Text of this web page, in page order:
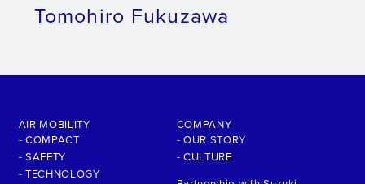
Tomohiro Fukuzawa
AIR MOBILITY
- COMPACT
- SAFETY
- TECHNOLOGY
COMPANY
- OUR STORY
- CULTURE